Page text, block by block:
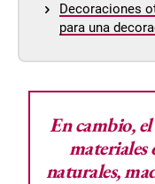
Decoraciones
para una
En cambio, el
materiales
naturales,